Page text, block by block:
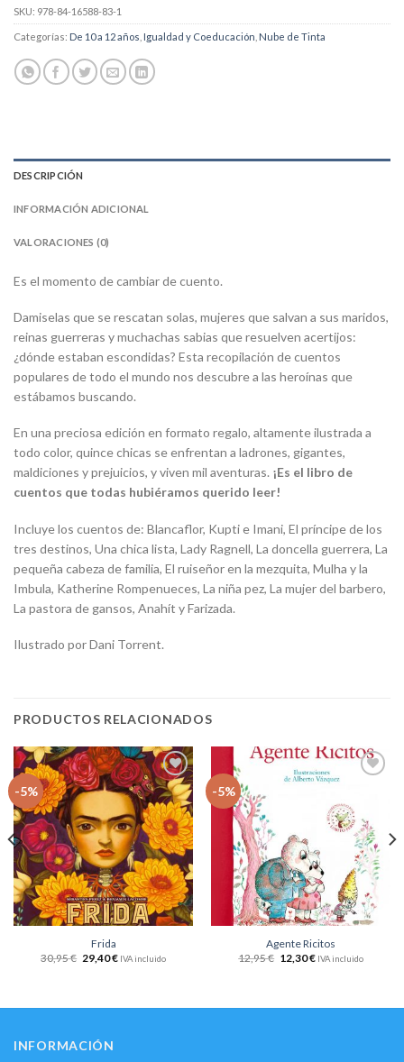
SKU: 978-84-16588-83-1
Categorías: De 10 a 12 años Igualdad y Coeducación Nube de Tinta
DESCRIPCIÓN
INFORMACIÓN ADICIONAL
VALORACIONES (0)
Es el momento de cambiar de cuento.
Damiselas que se rescatan solas, mujeres que salvan a sus maridos,
reinas guerreras y muchachas sabias que resuelven acertijos:
¿dónde estaban escondidas? Esta recopilación de cuentos
populares de todo el mundo nos descubre a las heroínas que
estábamos buscando.
En una preciosa edición en formato regalo, altamente ilustrada a
todo color, quince chicas se enfrentan a ladrones, gigantes,
maldiciones y prejuicios, y viven mil aventuras. ¡Es el libro de
cuentos que todas hubiéramos querido leer!
Incluye los cuentos de: Blancaflor, Kupti e Imani, El príncipe de los
tres destinos, Una chica lista, Lady Ragnell, La doncella guerrera, La
pequeña cabeza de familia, El ruiseñor en la mezquita, Mulha y la
Imbula, Katherine Rompenueces, La niña pez, La mujer del barbero,
La pastora de gansos, Anahít y Farizada.
Ilustrado por Dani Torrent.
PRODUCTOS RELACIONADOS
-5%
Añadir
a la
lista
de
deseos
Frida
30,95€ 29,40€ IVA incluido
-5%
de
deseos
Agente Ricitos
12,95€ 12,30€ IVA incluido
INFORMACIÓN